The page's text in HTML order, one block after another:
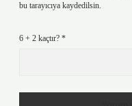
bu tarayıcıya kaydedilsin.
6 + 2 kaçtır? *